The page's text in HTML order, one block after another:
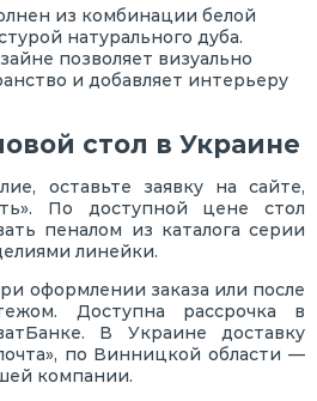
из комбинации белой
натурального дуба.
позволяет визуально
и добавляет интерьеру
стол в Украине
оставьте заявку на сайте,
По доступной цене стол
пеналом из каталога серии
линейки.
оформлении заказа или после
Доступна рассрочка в
В Украине доставку
по Винницкой области —
компании.